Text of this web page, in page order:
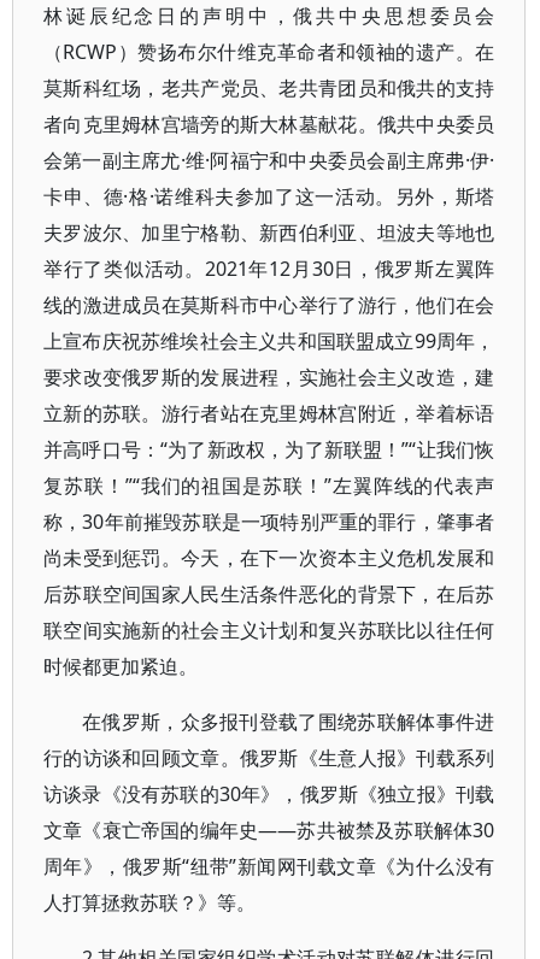
林诞辰纪念日的声明中，俄共中央思想委员会
（RCWP）赞扬布尔什维克革命者和领袖的遗产。在
莫斯科红场，老共产党员、老共青团员和俄共的支持
者向克里姆林宫墙旁的斯大林墓献花。俄共中央委员
会第一副主席尤·维·阿福宁和中央委员会副主席弗·伊·
卡申、德·格·诺维科夫参加了这一活动。另外，斯塔
夫罗波尔、加里宁格勒、新西伯利亚、坦波夫等地也
举行了类似活动。2021年12月30日，俄罗斯左翼阵
线的激进成员在莫斯科市中心举行了游行，他们在会
上宣布庆祝苏维埃社会主义共和国联盟成立99周年，
要求改变俄罗斯的发展进程，实施社会主义改造，建
立新的苏联。游行者站在克里姆林宫附近，举着标语
并高呼口号：“为了新政权，为了新联盟！”“让我们恢
复苏联！”“我们的祖国是苏联！”左翼阵线的代表声
称，30年前摧毁苏联是一项特别严重的罪行，肇事者
尚未受到惩罚。今天，在下一次资本主义危机发展和
后苏联空间国家人民生活条件恶化的背景下，在后苏
联空间实施新的社会主义计划和复兴苏联比以往任何
时候都更加紧迫。
在俄罗斯，众多报刊登载了围绕苏联解体事件进
行的访谈和回顾文章。俄罗斯《生意人报》刊载系列
访谈录《没有苏联的30年》，俄罗斯《独立报》刊载
文章《衰亡帝国的编年史——苏共被禁及苏联解体30
周年》，俄罗斯“纽带”新闻网刊载文章《为什么没有
人打算拯救苏联？》等。